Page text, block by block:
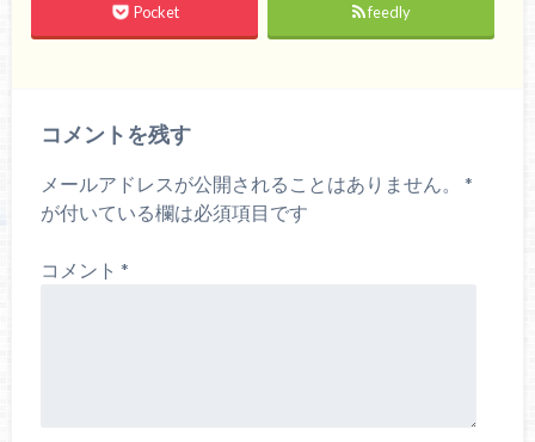
Pocket feedly
コメントを残す
メールアドレスが公開されることはありません。
*
が付いている欄は必須項目です
コメント *